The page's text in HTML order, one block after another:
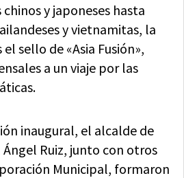
y japoneses hasta
y vietnamitas, la
sello de «Asia Fusión»,
a un viaje por las
inaugural, el alcalde de
Ruiz, junto con otros
Municipal, formaron